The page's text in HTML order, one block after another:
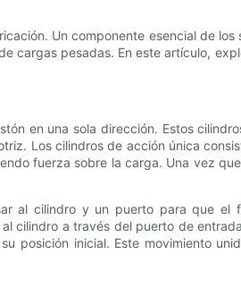
Un componente esencial de
cargas pesadas. En este artículo,
en una sola dirección. Estos
Los cilindros de acción única
fuerza sobre la carga. Una vez
al cilindro y un puerto para que el
cilindro a través del puerto de
inicial. Este movimiento